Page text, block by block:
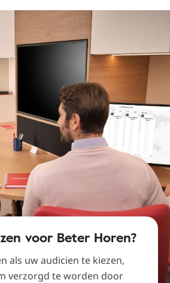
voor Beter Horen?
als uw audicien te kiezen,
verzorgd te worden door